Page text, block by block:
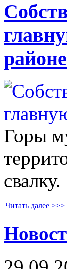
районе
Горы
свалку.
Читать далее >>>